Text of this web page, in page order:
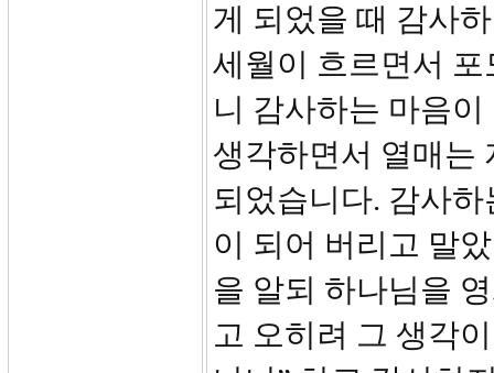
게 되었을 때 감사
세월이 흐르면서
니 감사하는 마음
생각하면서 열매는
되었습니다. 감사
이 되어 버리고 말
을 알되 하나님을
고 오히려 그 생각